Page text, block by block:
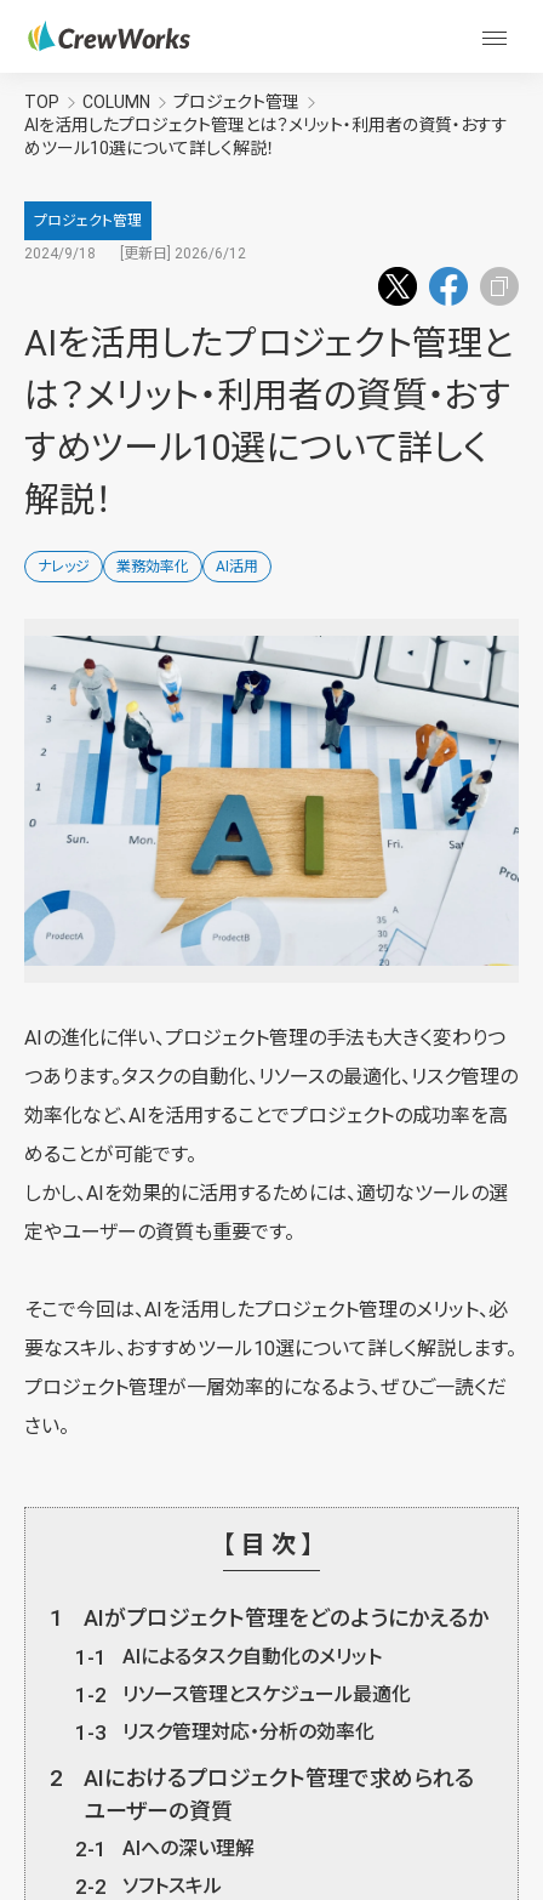
TOP COLUMN
プロジェクト管理
AIを活用したプロジェクト管理とは？メリット・利用者の資質・おすす
めツール10選について詳しく解説！
プロジェクト管理
2024/9/18
[更新日] 2026/6/12
AIを活用したプロジェクト管理と
は？メリット・利用者の資質・おす
すめツール10選について詳しく
解説！
ナレッジ 業務効率化 AI活用
AIの進化に伴い、プロジェクト管理の手法も大きく変わりつ
つあります。タスクの自動化、リソースの最適化、リスク管理の
効率化など、AIを活用することでプロジェクトの成功率を高
めることが可能です。
しかし、AIを効果的に活用するためには、適切なツールの選
定やユーザーの資質も重要です。
そこで今回は、AIを活用したプロジェクト管理のメリット、必
要なスキル、おすすめツール10選について詳しく解説します。
プロジェクト管理が一層効率的になるよう、ぜひご一読くだ
さい。
【目次】
1 AIがプロジェクト管理をどのようにかえるか
1-1 AIによるタスク自動化のメリット
1-2 リソース管理とスケジュール最適化
1-3 リスク管理対応・分析の効率化
2
AIにおけるプロジェクト管理で求められる
ユーザーの資質
2-1 AIへの深い理解
2-2 ソフトスキル